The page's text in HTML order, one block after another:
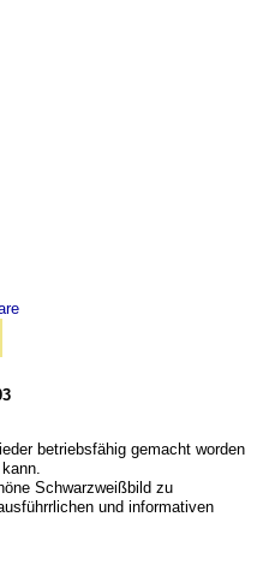
betriebsfähig gemacht worden
Schwarzweißbild zu
und informativen